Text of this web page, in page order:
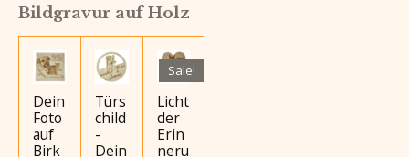
Bildgravur auf Holz
Dein
Foto
auf
Birk
Türs
child
-
Dein
Sale!
Licht
der
Erin
neru